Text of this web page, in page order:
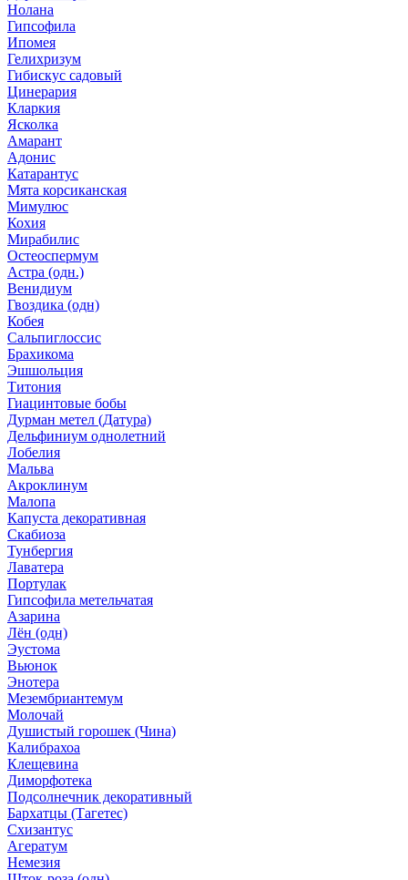
Нолана
Гипсофила
Ипомея
Гелихризум
Гибискус садовый
Цинерария
Кларкия
Ясколка
Амарант
Адонис
Катарантус
Мята корсиканская
Мимулюс
Кохия
Мирабилис
Остеоспермум
Астра (одн.)
Венидиум
Гвоздика (одн)
Кобея
Сальпиглоссис
Брахикома
Эшшольция
Титония
Гиацинтовые бобы
Дурман метел (Датура)
Дельфиниум однолетний
Лобелия
Мальва
Акроклинум
Малопа
Капуста декоративная
Скабиоза
Тунбергия
Лаватера
Портулак
Гипсофила метельчатая
Азарина
Лён (одн)
Эустома
Вьюнок
Энотера
Мезембриантемум
Молочай
Душистый горошек (Чина)
Калибрахоа
Клещевина
Диморфотека
Подсолнечник декоративный
Бархатцы (Тагетес)
Схизантус
Агератум
Немезия